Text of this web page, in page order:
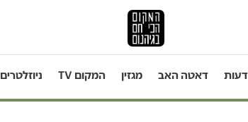
דעות דאטה האב מגזין המקום TV ניוזלטרים